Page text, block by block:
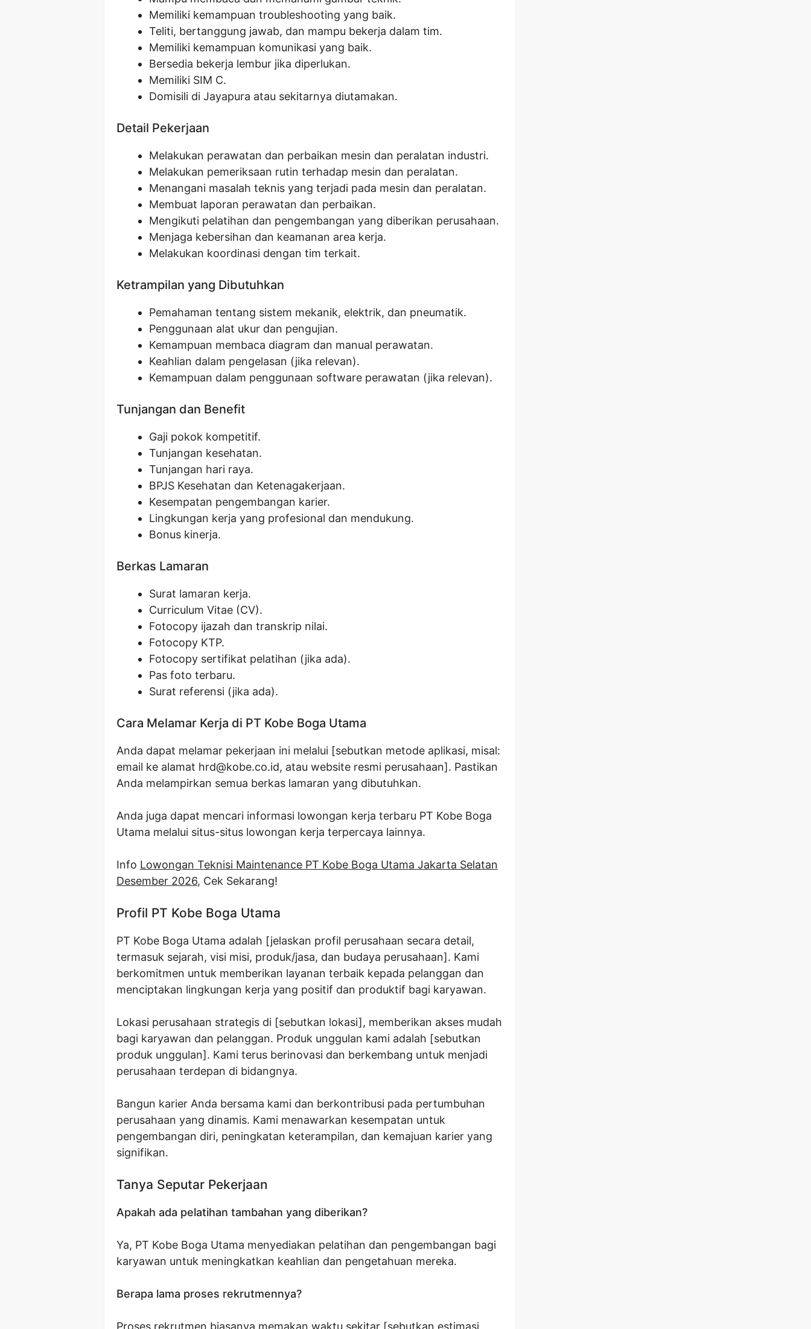
Memiliki kemampuan troubleshooting yang baik.
Teliti, bertanggung jawab, dan mampu bekerja dalam tim.
Memiliki kemampuan komunikasi yang baik.
Bersedia bekerja lembur jika diperlukan.
Memiliki SIM C.
Domisili di Jayapura atau sekitarnya diutamakan.
Detail Pekerjaan
Melakukan perawatan dan perbaikan mesin dan peralatan industri.
Melakukan pemeriksaan rutin terhadap mesin dan peralatan.
Menangani masalah teknis yang terjadi pada mesin dan peralatan.
Membuat laporan perawatan dan perbaikan.
Mengikuti pelatihan dan pengembangan yang diberikan perusahaan.
Menjaga kebersihan dan keamanan area kerja.
Melakukan koordinasi dengan tim terkait.
Ketrampilan yang Dibutuhkan
Pemahaman tentang sistem mekanik, elektrik, dan pneumatik.
Penggunaan alat ukur dan pengujian.
Kemampuan membaca diagram dan manual perawatan.
Keahlian dalam pengelasan (jika relevan).
Kemampuan dalam penggunaan software perawatan (jika relevan).
Tunjangan dan Benefit
Gaji pokok kompetitif.
Tunjangan kesehatan.
Tunjangan hari raya.
BPJS Kesehatan dan Ketenagakerjaan.
Kesempatan pengembangan karier.
Lingkungan kerja yang profesional dan mendukung.
Bonus kinerja.
Berkas Lamaran
Surat lamaran kerja.
Curriculum Vitae (CV).
Fotocopy ijazah dan transkrip nilai.
Fotocopy KTP.
Fotocopy sertifikat pelatihan (jika ada).
Pas foto terbaru.
Surat referensi (jika ada).
Cara Melamar Kerja di PT Kobe Boga Utama
Anda dapat melamar pekerjaan ini melalui [sebutkan metode aplikasi, misal:
email ke alamat hrd@kobe.co.id, atau website resmi perusahaan]. Pastikan
Anda melampirkan semua berkas lamaran yang dibutuhkan.
Anda juga dapat mencari informasi lowongan kerja terbaru PT Kobe Boga
Utama melalui situs-situs lowongan kerja terpercaya lainnya.
Info Lowongan Teknisi Maintenance PT Kobe Boga Utama Jakarta Selatan
Desember 2026, Cek Sekarang!
Profil PT Kobe Boga Utama
PT Kobe Boga Utama adalah [jelaskan profil perusahaan secara detail,
termasuk sejarah, visi misi, produk/jasa, dan budaya perusahaan]. Kami
berkomitmen untuk memberikan layanan terbaik kepada pelanggan dan
menciptakan lingkungan kerja yang positif dan produktif bagi karyawan.
Lokasi perusahaan strategis di [sebutkan lokasi], memberikan akses mudah
bagi karyawan dan pelanggan. Produk unggulan kami adalah [sebutkan
produk unggulan]. Kami terus berinovasi dan berkembang untuk menjadi
perusahaan terdepan di bidangnya.
Bangun karier Anda bersama kami dan berkontribusi pada pertumbuhan
perusahaan yang dinamis. Kami menawarkan kesempatan untuk
pengembangan diri, peningkatan keterampilan, dan kemajuan karier yang
signifikan.
Tanya Seputar Pekerjaan
Apakah ada pelatihan tambahan yang diberikan?
Ya, PT Kobe Boga Utama menyediakan pelatihan dan pengembangan bagi
karyawan untuk meningkatkan keahlian dan pengetahuan mereka.
Berapa lama proses rekrutmennya?
Proses rekrutmen biasanya memakan waktu sekitar [sebutkan estimasi